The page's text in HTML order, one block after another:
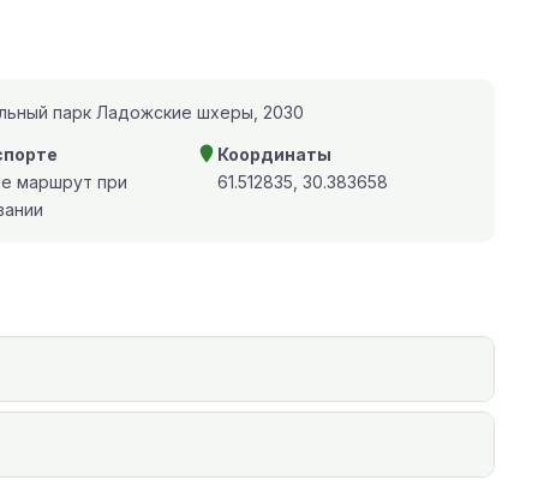
парк Ладожские шхеры, 2030
маршрут при
Координаты
61.512835, 30.383658